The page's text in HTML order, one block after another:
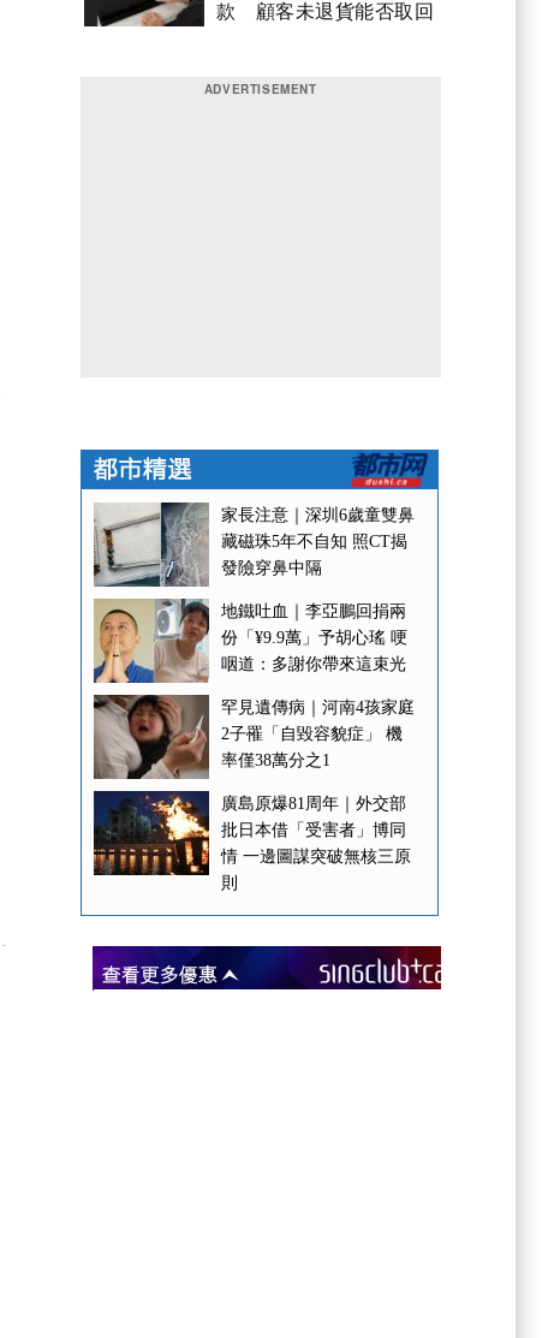
款 顧客未退貨能否取回